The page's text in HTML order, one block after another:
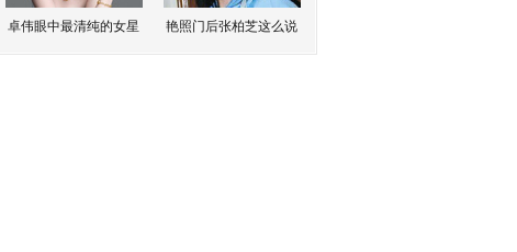
卓伟眼中最清纯的女星 艳照门后张柏芝这么说